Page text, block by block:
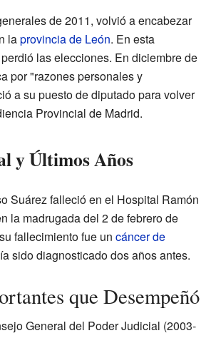
de 2011, volvió a encabezar
laprovincia de León. En esta
las elecciones. En diciembre de
por "razones personales y
a su puesto de diputado para volver
Provincial de Madrid.
y Últimos Años
Suárez falleció en el Hospital Ramón
la madrugada del 2 de febrero de
fallecimiento fue un cáncer de
sido diagnosticado dos años antes.
que Desempeñó
General del Poder Judicial (2003-